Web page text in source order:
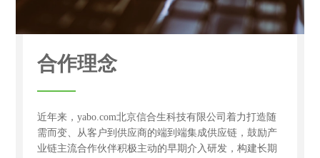
合作理念
近年来，yabo.com北京信合生科技有限公司着力打造随
需而变、从客户到供应商的端到端集成供应链，鼓励产
业链主流合作伙伴积极主动的早期介入研发，构建长期